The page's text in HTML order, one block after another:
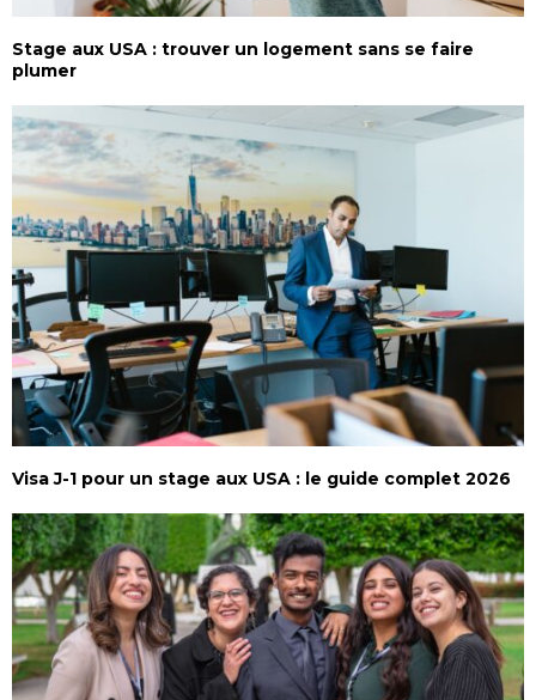
Stage aux USA : trouver un logement sans se faire
plumer
Visa J-1 pour un stage aux USA : le guide complet 2026